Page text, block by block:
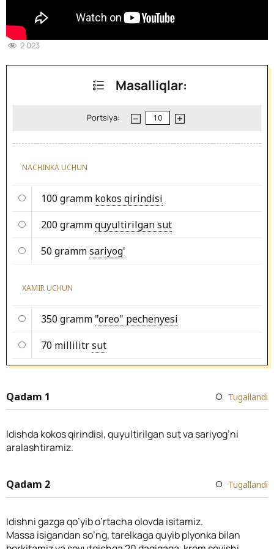
2 023
Masalliqlar:
Portsiya:
NACHINKA UCHUN
100 gramm kokos qirindisi
200 grammquyultirilgan sut
50 grammsariyog'
XAMIR UCHUN
350 gramm "oreo" pechenyesi
70 millilitrsut
Qadam 1 Tugallandi
Idishda kokos qirindisi, quyultirilgan sut va sariyog’ni
aralashtiramiz.
Qadam 2 Tugallandi
Idishni gazga qo’yib o’rtacha olovda isitamiz.
Massa isigandan so’ng, tarelkaga quyib plyonka bilan